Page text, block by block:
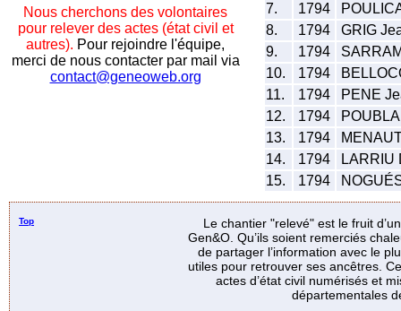
Nous cherchons des volontaires
pour relever des actes (état civil et
autres). Pour rejoindre l'équipe,
merci de nous contacter par mail via
contact@geneoweb.org
7.
1794
8.
1794
GRIG
9.
1794
10.
1794
11.
1794
PENE
12.
1794
13.
1794
14.
1794
LARRIU
15.
1794
Top
Le chantier "relevé" est le fruit
Gen&O. Qu’ils soient remerciés
de partager l’information avec le
utiles pour retrouver ses ancêtres.
actes d’état civil numérisés et
départementales